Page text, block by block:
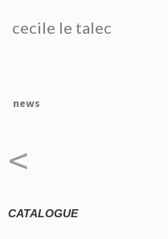
cecile le talec
news
<
CATALOGUE